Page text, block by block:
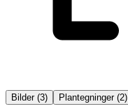
Bilder(3) Plantegninger(2)